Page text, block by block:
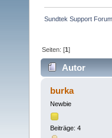
Sundtek Support Forum
Seiten: [1]
Autor
burka
Newbie
Beiträge: 4